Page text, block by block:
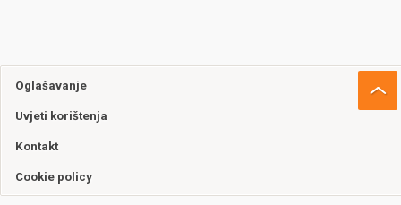
Oglašavanje
Uvjeti korištenja
Kontakt
Cookie policy